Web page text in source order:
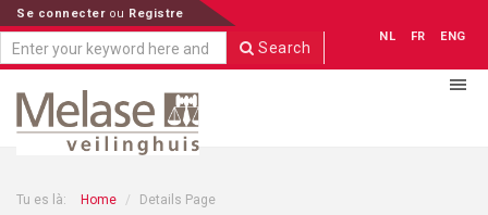
Se connecter ou Registre
Search
NL FR ENG
Tu es là: Home Details Page